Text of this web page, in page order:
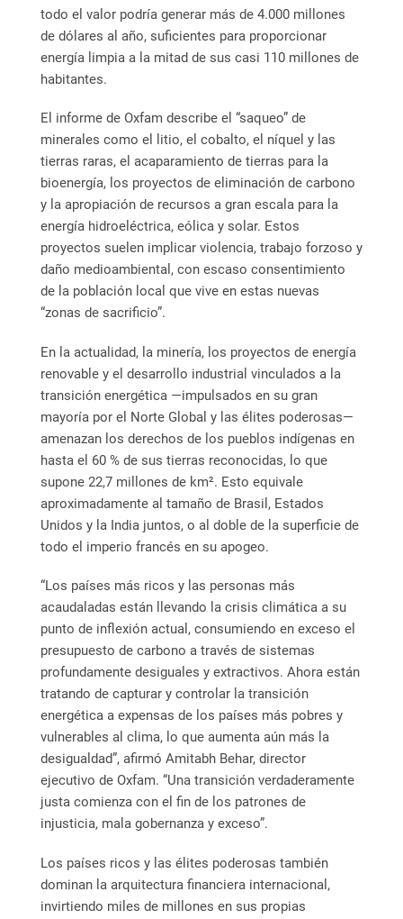
todo el valor podría generar más de 4.000 millones
de dólares al año, suficientes para proporcionar
energía limpia a la mitad de sus casi 110 millones de
habitantes.
El informe de Oxfam describe el “saqueo” de
minerales como el litio, el cobalto, el níquel y las
tierras raras, el acaparamiento de tierras para la
bioenergía, los proyectos de eliminación de carbono
y la apropiación de recursos a gran escala para la
energía hidroeléctrica, eólica y solar. Estos
proyectos suelen implicar violencia, trabajo forzoso y
daño medioambiental, con escaso consentimiento
de la población local que vive en estas nuevas
“zonas de sacrificio”.
En la actualidad, la minería, los proyectos de energía
renovable y el desarrollo industrial vinculados a la
transición energética —impulsados en su gran
mayoría por el Norte Global y las élites poderosas—
amenazan los derechos de los pueblos indígenas en
hasta el 60 % de sus tierras reconocidas, lo que
supone 22,7 millones de km². Esto equivale
aproximadamente al tamaño de Brasil, Estados
Unidos y la India juntos, o al doble de la superficie de
todo el imperio francés en su apogeo.
“Los países más ricos y las personas más
acaudaladas están llevando la crisis climática a su
punto de inflexión actual, consumiendo en exceso el
presupuesto de carbono a través de sistemas
profundamente desiguales y extractivos. Ahora están
tratando de capturar y controlar la transición
energética a expensas de los países más pobres y
vulnerables al clima, lo que aumenta aún más la
desigualdad”, afirmó Amitabh Behar, director
ejecutivo de Oxfam. “Una transición verdaderamente
justa comienza con el fin de los patrones de
injusticia, mala gobernanza y exceso”.
Los países ricos y las élites poderosas también
dominan la arquitectura financiera internacional,
invirtiendo miles de millones en sus propias